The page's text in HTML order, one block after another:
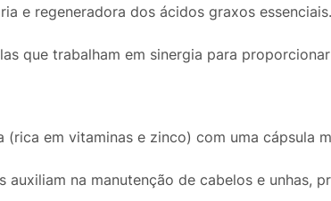
e regeneradora dos ácidos graxos essenciais.
que trabalham em sinergia para
(rica em vitaminas e zinco) com uma cápsula
auxiliam na manutenção de cabelos e unhas,